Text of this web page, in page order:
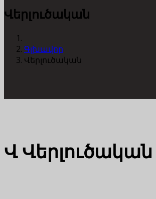
Վերլուծական
Գլխավոր
Վերլուծական
ՎՎերլուծական